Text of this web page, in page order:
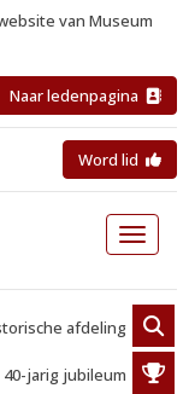
van Museum
Naar ledenpagina
Word lid
Toggle
afdeling
40-jarig jubileum